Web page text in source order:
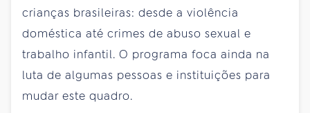
crianças brasileiras: desde a violência
doméstica até crimes de abuso sexual e
trabalho infantil. O programa foca ainda na
luta de algumas pessoas e instituições para
mudar este quadro.